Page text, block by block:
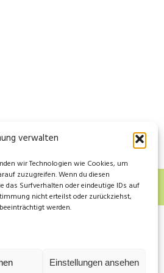
verwalten
wir Technologien wie Cookies, um
zuzugreifen. Wenn du diesen
Surfverhalten oder eindeutige IDs auf
nicht erteilst oder zurückziehst,
werden.
Einstellungen ansehen